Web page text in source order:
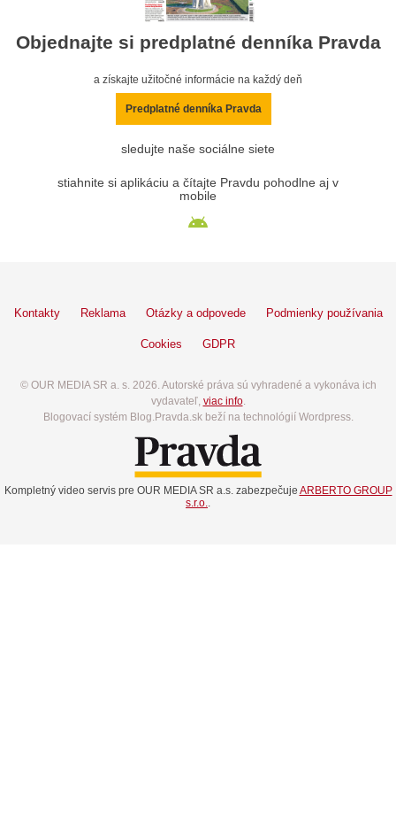
Objednajte si predplatné denníka Pravda
a získajte užitočné informácie na každý deň
Predplatné denníka Pravda
sledujte naše sociálne siete
stiahnite si aplikáciu a čítajte Pravdu pohodlne aj v
mobile
Kontakty Reklama Otázky a odpovede Podmienky používania
Cookies GDPR
© OUR MEDIA SR a. s. 2026. Autorské práva sú vyhradené a vykonáva ich
vydavateľ, viac info.
Blogovací systém Blog.Pravda.sk beží na technológií Wordpress.
Kompletný video servis pre OUR MEDIA SR a.s. zabezpečuje ARBERTO GROUP
s.r.o..